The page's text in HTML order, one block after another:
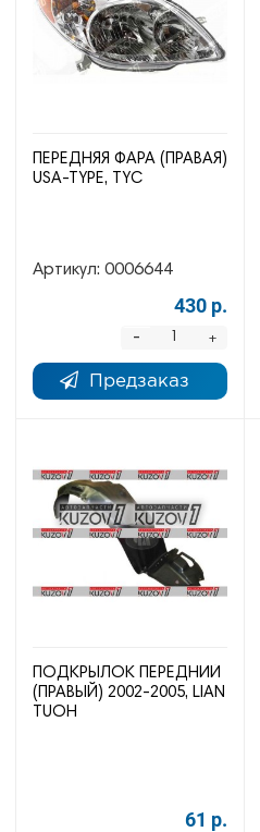
ПЕРЕДНЯЯ ФАРА (ПРАВАЯ)
USA-TYPE, TYC
Артикул: 0006644
430 р.
+
-
Предзаказ
ПОДКРЫЛОК ПЕРЕДНИЙ
(ПРАВЫЙ) 2002-2005, LIAN
TUOH
61 р.